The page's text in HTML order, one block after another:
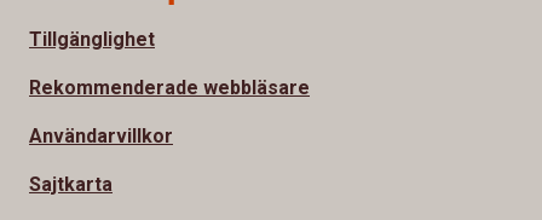
Tillgänglighet
Rekommenderade webbläsare
Användarvillkor
Sajtkarta